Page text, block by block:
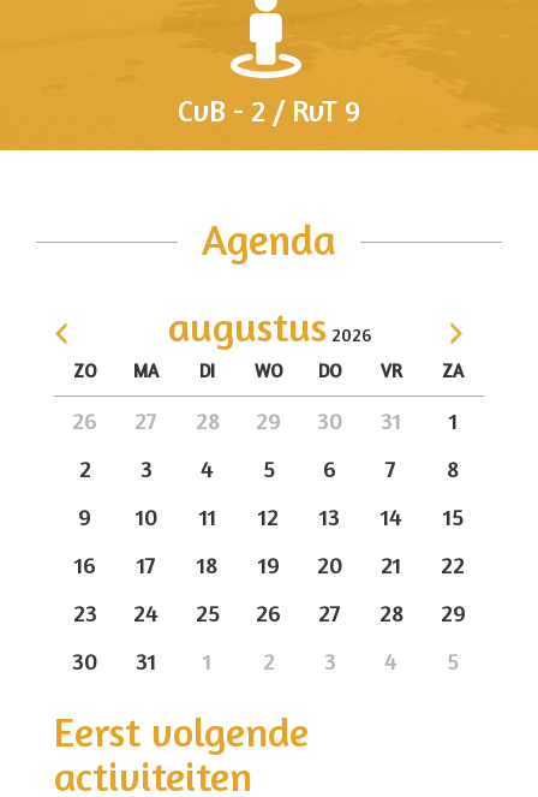
CvB - 2 / RvT 9
Agenda
< >
augustus 2026
ZO
MA DI WO DO VR ZA
26 27 28 29 30 31
1
2
3 4 5 6 7
8
9
10 11 12 13 14
15
16
17 18 19 20 21
22
23
24 25 26 27 28
29
30
31 1 2 3 4 5
Eerst volgende
activiteiten